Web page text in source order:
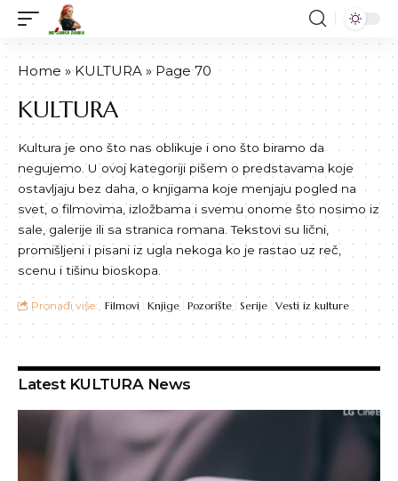
Home »KULTURA »Page 70
KULTURA
Kultura je ono što nas oblikuje i ono što biramo da
negujemo. U ovoj kategoriji pišem o predstavama koje
ostavljaju bez daha, o knjigama koje menjaju pogled na
svet, o filmovima, izložbama i svemu onome što nosimo iz
sale, galerije ili sa stranica romana. Tekstovi su lični,
promišljeni i pisani iz ugla nekoga ko je rastao uz reč,
scenu i tišinu bioskopa.
Pronađi više: Filmovi Knjige Pozorište Serije Vesti iz kulture
Latest KULTURA News